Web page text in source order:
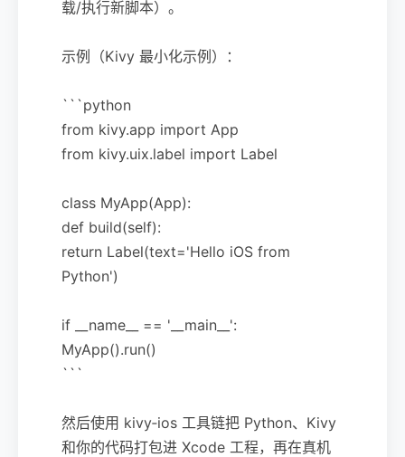
载/执行新脚本）。
示例（Kivy 最小化示例）：
```python
from kivy.app import App
from kivy.uix.label import Label
class MyApp(App):
def build(self):
return Label(text='Hello iOS from
Python')
if __name__ == '__main__':
MyApp().run()
```
然后使用 kivy‑ios 工具链把 Python、Kivy
和你的代码打包进 Xcode 工程，再在真机